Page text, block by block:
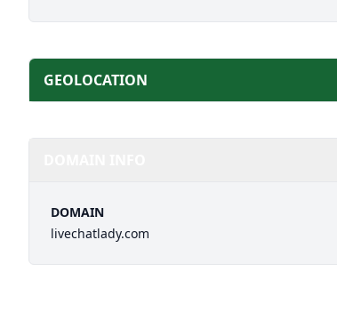
GEOLOCATION
DOMAIN
livechatlady.com